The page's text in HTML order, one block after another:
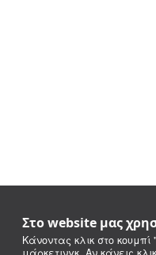
Στο website μας
Κάνοντας κλικ στο κουμπί